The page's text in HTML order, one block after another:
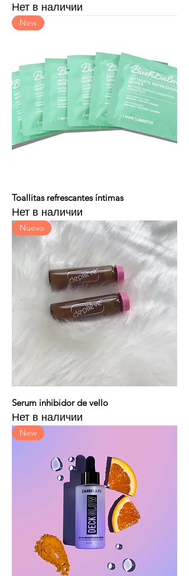
Нет в наличии
New
Toallitas refrescantes íntimas
Нет в наличии
Nuevo
Serum inhibidor de vello
Нет в наличии
New